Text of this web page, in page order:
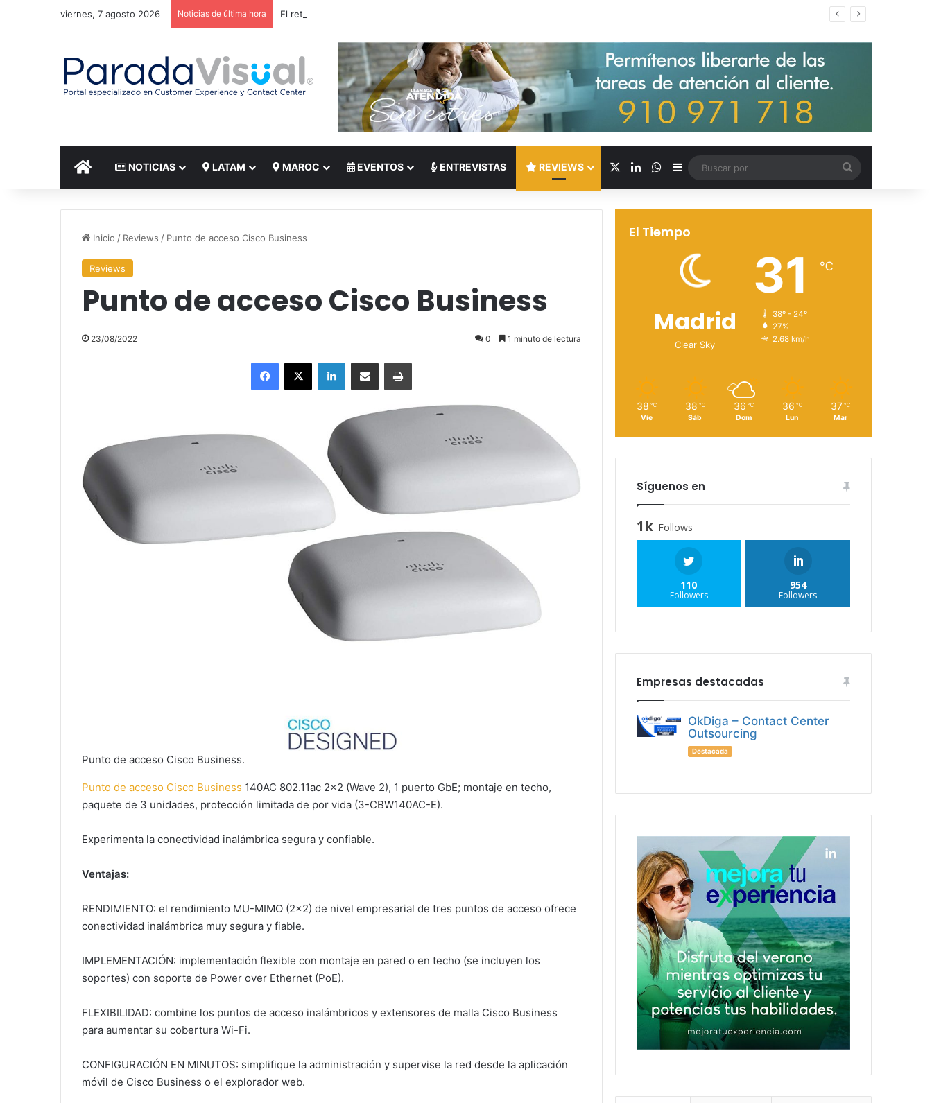
viernes, 7 agosto 2026 Noticias de última hora El reto del Nearshoring: Crisis de talento bilingüe en Centroamérica dispara los salarios de entrada un 15%
INICIO NOTICIAS LATAM MAROC EVENTOS ENTREVISTAS REVIEWS LinkedInWhatsApp
Barra lateral
por
Inicio / Reviews / Punto de acceso Cisco Business
Reviews
Punto de acceso Cisco Business
23/08/2022 0 1 minuto de lectura
Facebook
X LinkedInCompartir por correo electrónicoImprimir
Punto de acceso Cisco Business.
Punto de acceso Cisco Business 140AC 802.11ac 2×2 (Wave 2), 1 puerto GbE; montaje en techo,
paquete de 3 unidades, protección limitada de por vida (3-CBW140AC-E).
Experimenta la conectividad inalámbrica segura y confiable.
Ventajas:
RENDIMIENTO: el rendimiento MU-MIMO (2×2) de nivel empresarial de tres puntos de acceso ofrece
conectividad inalámbrica muy segura y fiable.
IMPLEMENTACIÓN: implementación flexible con montaje en pared o en techo (se incluyen los
soportes) con soporte de Power over Ethernet (PoE).
FLEXIBILIDAD: combine los puntos de acceso inalámbricos y extensores de malla Cisco Business
para aumentar su cobertura Wi-Fi.
CONFIGURACIÓN EN MINUTOS: simplifique la administración y supervise la red desde la aplicación
móvil de Cisco Business o el explorador web.
El Tiempo
Madrid
Clear Sky
31 ℃
38º - 24º
27%
2.68 km/h
38 ℃
Vie
38 ℃
Sáb
36 ℃
Dom
36 ℃
Lun
37 ℃
Mar
Síguenos en
1k Follows
110
Followers
954
Followers
Empresas destacadas
OkDiga – Contact Center
Outsourcing
Destacada